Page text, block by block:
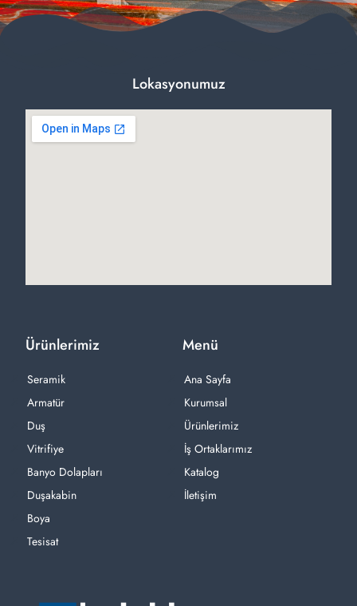
Menü
Ana Sayfa
Kurumsal
Ürünlerimiz
İş Ortaklarımız
Katalog
İletişim
Ürünlerimiz
Seramik
Armatür
Duş
Vitrifiye
Banyo Dolapları
Duşakabin
Boya
Tesisat
Lokasyonumuz